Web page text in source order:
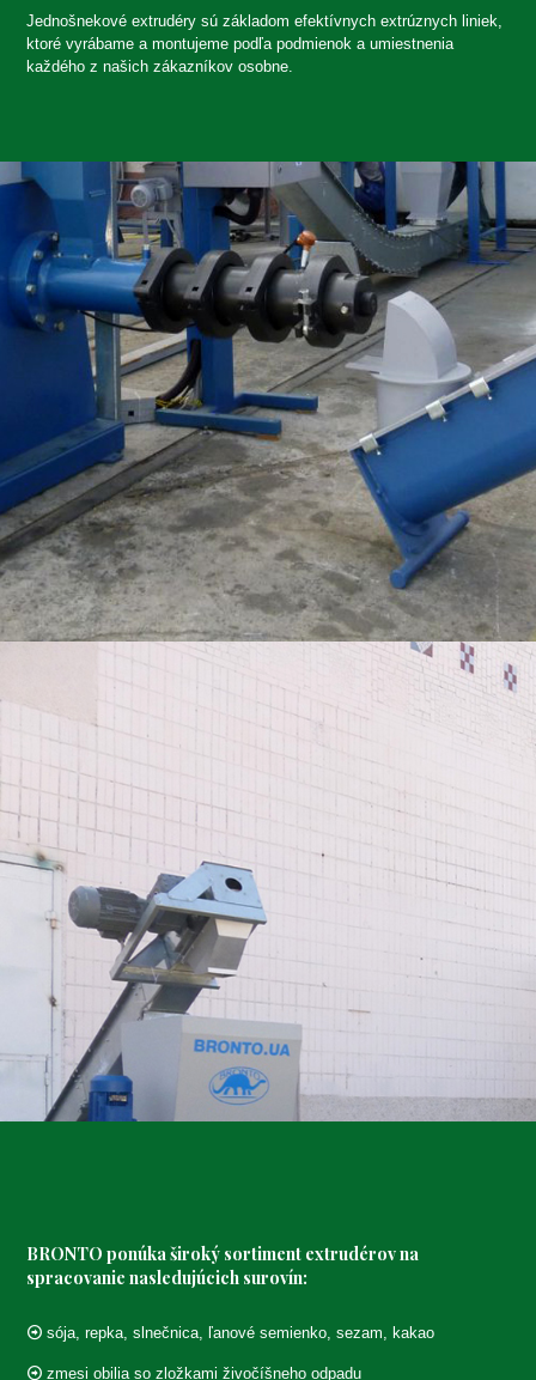
Jednošnekové extrudéry sú základom efektívnych extrúznych liniek,
ktoré vyrábame a montujeme podľa podmienok a umiestnenia
každého z našich zákazníkov osobne.
BRONTO ponúka široký sortiment extrudérov na
spracovanie nasledujúcich surovín:
sója, repka, slnečnica, ľanové semienko, sezam, kakao
zmesi obilia so zložkami živočíšneho odpadu